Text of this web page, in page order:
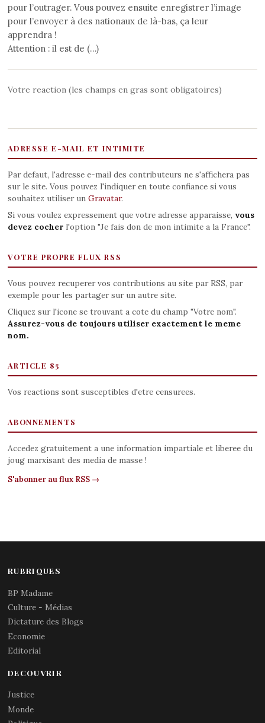
pour l’outrager. Vous pouvez ensuite enregistrer l’image
pour l’envoyer à des nationaux de là-bas, ça leur
apprendra !
Attention : il est de (…)
Votre reaction (les champs en gras sont obligatoires)
ADRESSE E-MAIL ET INTIMITE
Par defaut, l'adresse e-mail des contributeurs ne s'affichera pas
sur le site. Vous pouvez l'indiquer en toute confiance si vous
souhaitez utiliser un Gravatar.
Si vous voulez expressement que votre adresse apparaisse, vous
devez cocherl'option "Je fais don de mon intimite a la France".
VOTRE PROPRE FLUX RSS
Vous pouvez recuperer vos contributions au site par RSS, par
exemple pour les partager sur un autre site.
Cliquez sur l'icone se trouvant a cote du champ "Votre nom".
Assurez-vous de toujours utiliser exactement le meme
nom.
ARTICLE 85
Vos reactions sont susceptibles d'etre censurees.
ABONNEMENTS
Accedez gratuitement a une information impartiale et liberee du
joug marxisant des media de masse !
S'abonner au flux RSS →
RUBRIQUES
BP Madame
Culture - Médias
Dictature des Blogs
Economie
Editorial
DECOUVRIR
Justice
Monde